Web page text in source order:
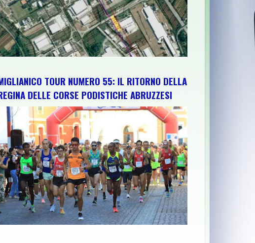
>> CHIETI FC: "IL SINDACO LEGNINI INDICA LA VIA. LA
TOUR NUMERO 55: IL RITORNO DELLA
DELLE CORSE PODISTICHE ABRUZZESI